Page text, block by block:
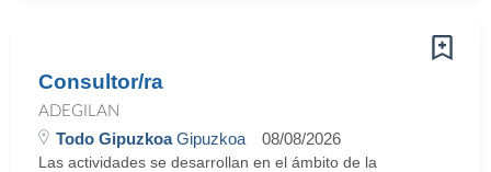
Consultor/ra
ADEGILAN
Todo GipuzkoaGipuzkoa 08/08/2026
Las actividades se desarrollan en el ámbito de la